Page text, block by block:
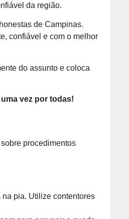
da região.
de Campinas.
confiável e com o melhor
do assunto e coloca
vez por todas!
procedimentos
pia. Utilize contentores